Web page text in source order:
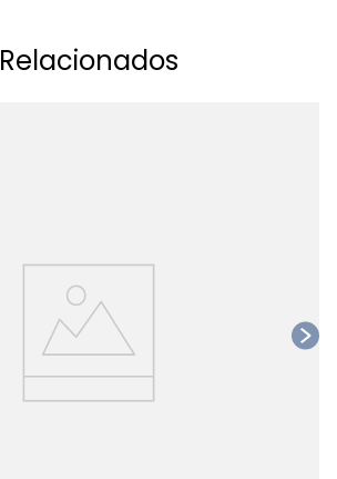
Relacionados